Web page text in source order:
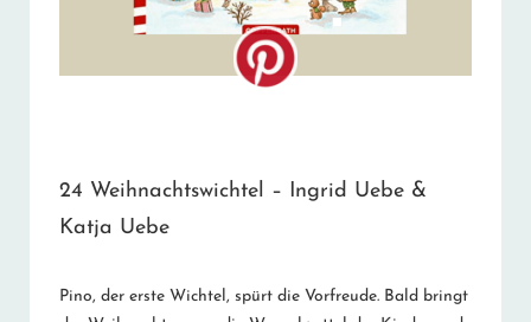
24 Weihnachtswichtel – Ingrid Uebe &
Katja Uebe
Pino, der erste Wichtel, spürt die Vorfreude. Bald bringt